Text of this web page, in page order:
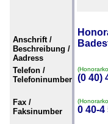
Anschrift /
Beschreibung /
Aadress
Telefon /
Telefoninumber (0 40)
Fax /
Faksinumber
0 40-4